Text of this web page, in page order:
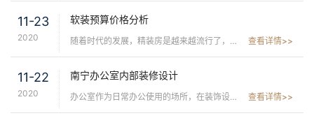
11-23
2020
软装预算价格分析
随着时代的发展，精装房是越来越流行了，精装房为业主省钱了很多的硬装时间，所以成为了现代人普遍的选择方向，在不大费周章的对硬装进行改动的情况下，要想实现个性化的情况... 查看详情>>
11-22
2020
南宁办公室内部装修设计
办公室作为日常办公使用的场所，在装饰设计讲究功能和空间的利用，让一个小空间的面积能达到最大的利用化，同时装修设计是为了让办公室没有那么乏味，让办公没那么单调，提升... 查看详情>>